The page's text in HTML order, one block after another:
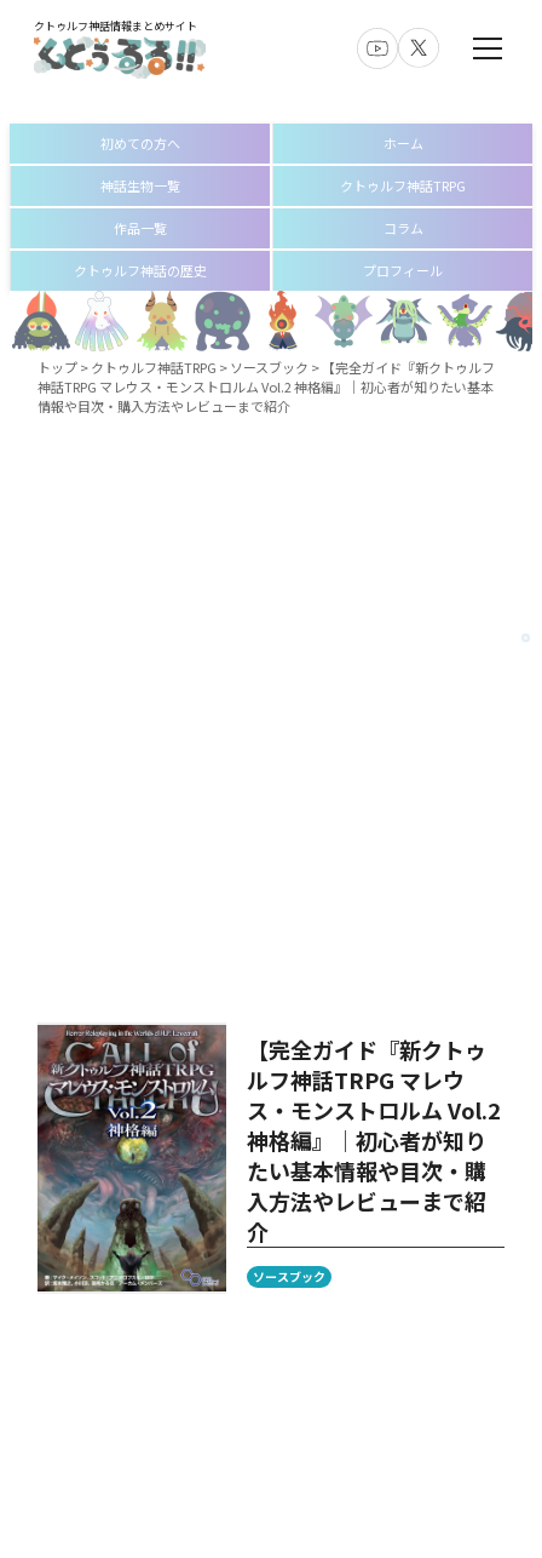
クトゥルフ神話情報まとめサイト
初めての方へ ホーム
神話生物一覧 クトゥルフ神話TRPG
作品一覧 コラム
クトゥルフ神話の歴史 プロフィール
トップ>クトゥルフ神話TRPG >ソースブック > 【完全ガイド『新クトゥルフ
神話TRPG マレウス・モンストロルム Vol.2 神格編』│初心者が知りたい基本
情報や目次・購入方法やレビューまで紹介
【完全ガイド『新クトゥ
ルフ神話TRPG マレウ
ス・モンストロルム Vol.2
神格編』│初心者が知り
たい基本情報や目次・購
入方法やレビューまで紹
介
ソースブック